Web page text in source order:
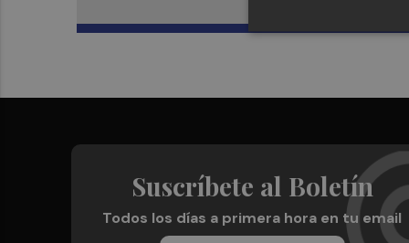
Suscríbete al Boletín
Todos los días a primera hora en tu email